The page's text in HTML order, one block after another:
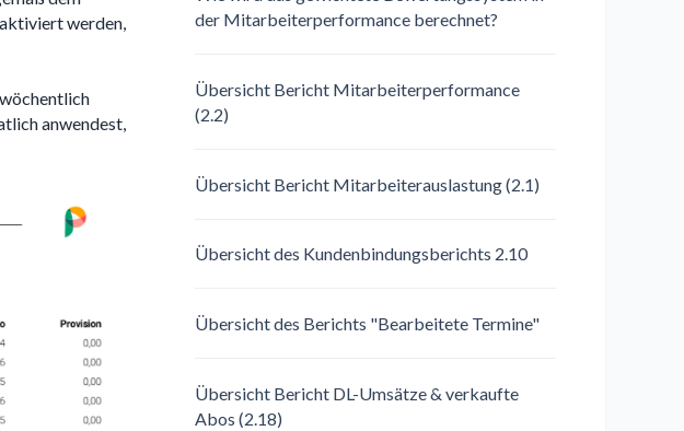
werden,
anwendest,
der Mitarbeiterperformance berechnet?
Übersicht Bericht Mitarbeiterperformance
(2.2)
Übersicht Bericht Mitarbeiterauslastung (2.1)
Übersicht des Kundenbindungsberichts 2.10
Übersicht des Berichts "Bearbeitete Termine"
Übersicht Bericht DL-Umsätze & verkaufte
Abos (2.18)